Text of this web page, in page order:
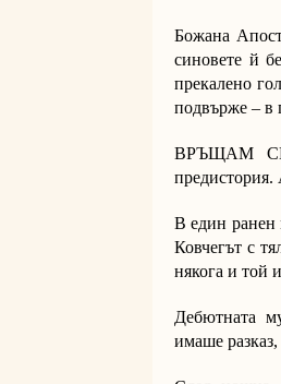
Божана
синовете й
прекалено
подвърже – в
ВРЪЩАМ СЕ
предистория.
В един ранен
Ковчегът с
някога и той
Дебютната
имаше